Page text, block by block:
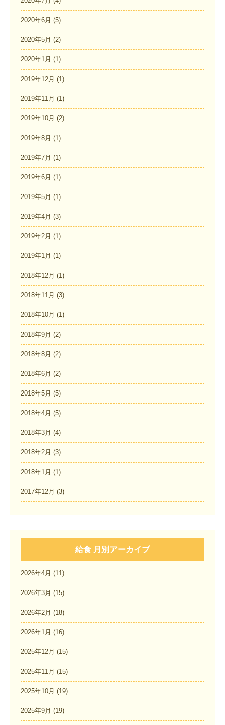
2020年6月 (5)
2020年5月 (2)
2020年1月 (1)
2019年12月 (1)
2019年11月 (1)
2019年10月 (2)
2019年8月 (1)
2019年7月 (1)
2019年6月 (1)
2019年5月 (1)
2019年4月 (3)
2019年2月 (1)
2019年1月 (1)
2018年12月 (1)
2018年11月 (3)
2018年10月 (1)
2018年9月 (2)
2018年8月 (2)
2018年6月 (2)
2018年5月 (5)
2018年4月 (5)
2018年3月 (4)
2018年2月 (3)
2018年1月 (1)
2017年12月 (3)
給食 月別アーカイブ
2026年4月 (11)
2026年3月 (15)
2026年2月 (18)
2026年1月 (16)
2025年12月 (15)
2025年11月 (15)
2025年10月 (19)
2025年9月 (19)